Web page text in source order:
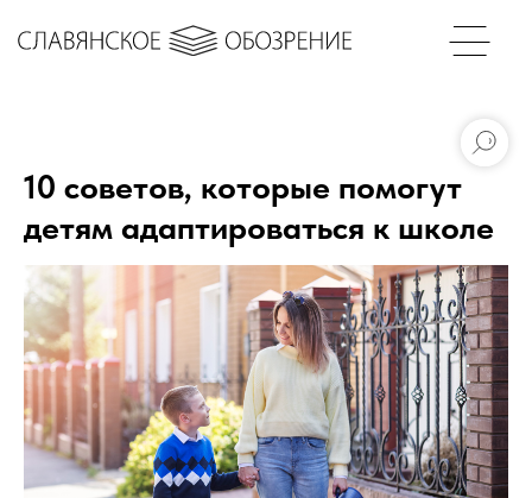
10 советов, которые помогут
детям адаптироваться к школе